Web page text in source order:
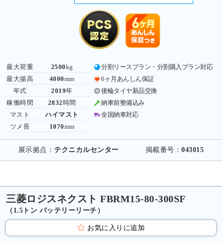
最大荷重
最大揚高
年式
稼働時間
マスト
ツメ長
2500kg
4000mm
2019年
2832 時間
ハイマスト
1070mm
分割リースプラン・分割購入プラン対応
6ヶ月あんしん保証
後輪タイヤ新品交換
納車前整備込み
全国納車対応
展示拠点： テクニカルセンター 掲載番号：043015
三菱ロジスネクスト FBRM15-80-300SF
（1.5トン バッテリーリーチ）
お気に入りに追加